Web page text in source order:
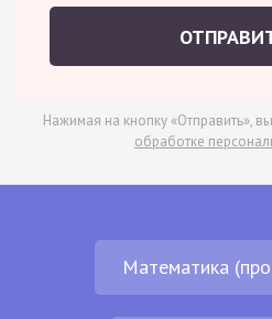
Нажимая на кнопку «Отправить»,
обработке
Математика